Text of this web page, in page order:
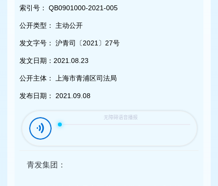
索引号： QB0901000-2021-005
公开类型： 主动公开
发文字号： 沪青司〔2021〕27号
发文日期： 2021.08.23
公开主体： 上海市青浦区司法局
发布日期： 2021.09.08
青发集团：